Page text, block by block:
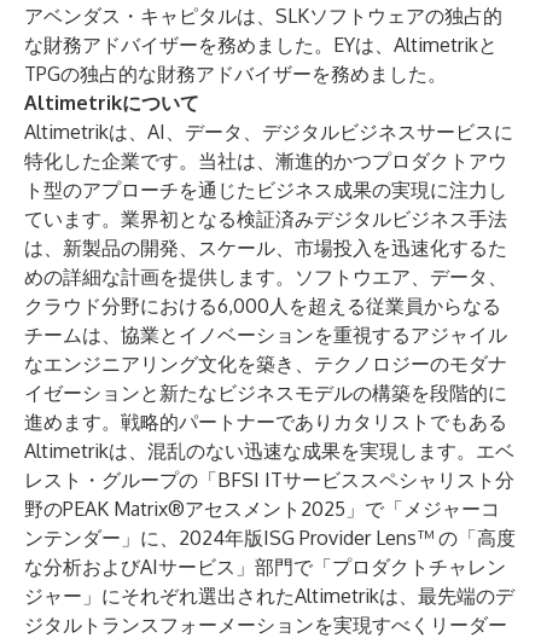
アベンダス・キャピタルは、SLKソフトウェアの独占的
な財務アドバイザーを務めました。EYは、Altimetrikと
TPGの独占的な財務アドバイザーを務めました。
Altimetrikについて
Altimetrikは、AI、データ、デジタルビジネスサービスに
特化した企業です。当社は、漸進的かつプロダクトアウ
ト型のアプローチを通じたビジネス成果の実現に注力し
ています。業界初となる検証済みデジタルビジネス手法
は、新製品の開発、スケール、市場投入を迅速化するた
めの詳細な計画を提供します。ソフトウエア、データ、
クラウド分野における6,000人を超える従業員からなる
チームは、協業とイノベーションを重視するアジャイル
なエンジニアリング文化を築き、テクノロジーのモダナ
イゼーションと新たなビジネスモデルの構築を段階的に
進めます。戦略的パートナーでありカタリストでもある
Altimetrikは、混乱のない迅速な成果を実現します。エベ
レスト・グループの「BFSI ITサービススペシャリスト分
野のPEAK Matrix®アセスメント2025」で「メジャーコ
ンテンダー」に、2024年版ISG Provider Lens™ の「高度
な分析およびAIサービス」部門で「プロダクトチャレン
ジャー」にそれぞれ選出されたAltimetrikは、最先端のデ
ジタルトランスフォーメーションを実現すべくリーダー